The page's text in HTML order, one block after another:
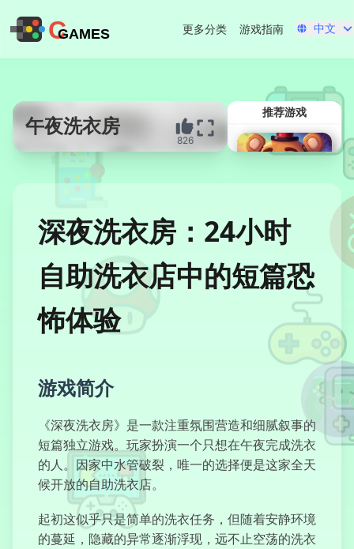
CGAMES 更多分类 游戏指南 中文
立即开始
午夜洗衣房
826
推荐游戏
FNAF安全漏洞
怪胎马戏团
深夜洗衣房：24小时
自助洗衣店中的短篇恐
怖体验
游戏简介
《深夜洗衣房》是一款注重氛围营造和细腻叙事的
短篇独立游戏。玩家扮演一个只想在午夜完成洗衣
的人。因家中水管破裂，唯一的选择便是这家全天
候开放的自助洗衣店。
起初这似乎只是简单的洗衣任务，但随着安静环境
的蔓延，隐藏的异常逐渐浮现，远不止空荡的洗衣